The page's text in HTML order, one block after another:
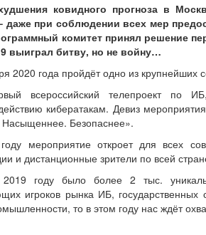
ковидного прогноза в
даже при соблюдении всех мер
комитет принял решение
выиграл битву, но не войну…
2020 года пройдёт одно из
всероссийский телепроект по
кибератакам. Девиз
Безопаснее».
мероприятие откроет для всех
и дистанционные зрители по всей
году было более 2 тыс.
игроков рынка ИБ, государственных
то в этом году нас ждёт